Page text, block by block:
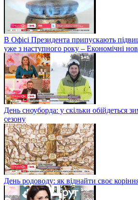
В Офісі Президента припускають
уже з наступного року – Економічні
День сноуборда: у скільки обійдеться
сезону
День родоводу: як віднайти своє